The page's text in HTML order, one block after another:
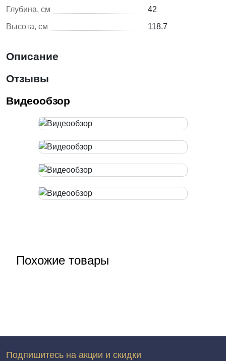
Глубина, см
42
Высота, см
118.7
Описание
Отзывы
Видеообзор
Похожие товары
Подпишитесь на акции и скидки